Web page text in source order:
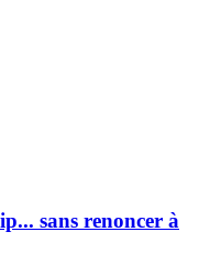
sans renoncer à